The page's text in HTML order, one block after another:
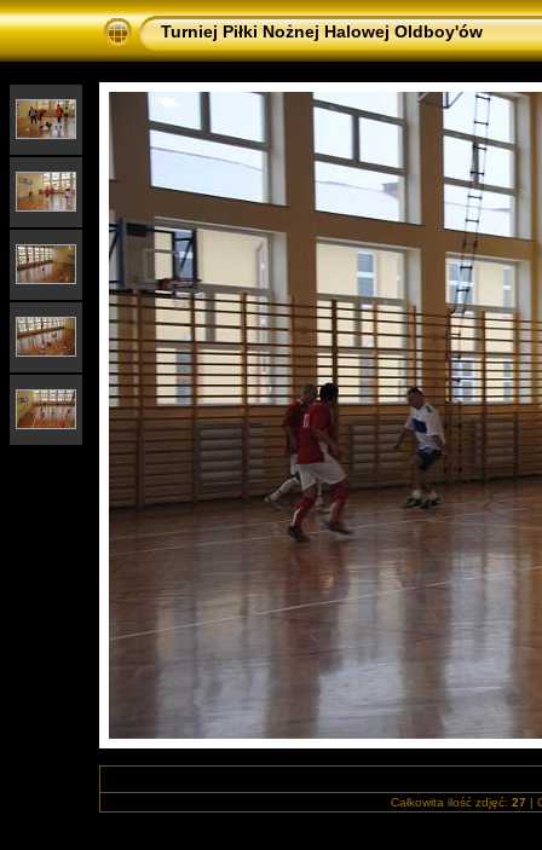
Turniej Piłki Nożnej Halowej Oldboy'ów
Całkowita ilość zdjęć: 27 |